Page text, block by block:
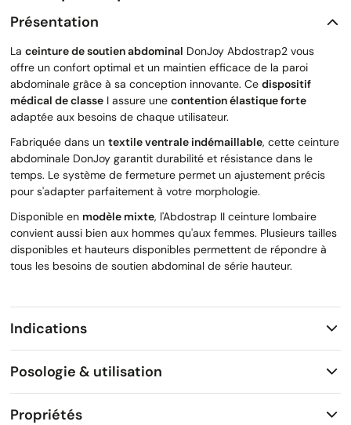
Présentation
La ceinture de soutien abdominal DonJoy Abdostrap2 vous
offre un confort optimal et un maintien efficace de la paroi
abdominale grâce à sa conception innovante. Ce dispositif
médical de classe I assure une contention élastique forte
adaptée aux besoins de chaque utilisateur.
Fabriquée dans un textile ventrale indémaillable, cette ceinture
abdominale DonJoy garantit durabilité et résistance dans le
temps. Le système de fermeture permet un ajustement précis
pour s'adapter parfaitement à votre morphologie.
Disponible en modèle mixte, l'Abdostrap II ceinture lombaire
convient aussi bien aux hommes qu'aux femmes. Plusieurs tailles
disponibles et hauteurs disponibles permettent de répondre à
tous les besoins de soutien abdominal de série hauteur.
Indications
Posologie & utilisation
Propriétés